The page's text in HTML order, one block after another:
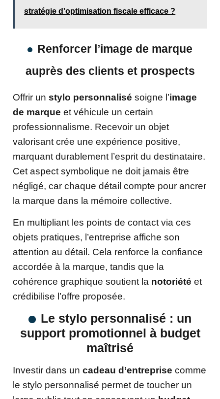
stratégie d'optimisation fiscale efficace ?
Renforcer l’image de marque
auprès des clients et prospects
Offrir un stylo personnalisé soigne l’image
de marque et véhicule un certain
professionnalisme. Recevoir un objet
valorisant crée une expérience positive,
marquant durablement l’esprit du destinataire.
Cet aspect symbolique ne doit jamais être
négligé, car chaque détail compte pour ancrer
la marque dans la mémoire collective.
En multipliant les points de contact via ces
objets pratiques, l’entreprise affiche son
attention au détail. Cela renforce la confiance
accordée à la marque, tandis que la
cohérence graphique soutient la notoriété et
crédibilise l’offre proposée.
Le stylo personnalisé : un
support promotionnel à budget
maîtrisé
Investir dans un cadeau d’entreprise comme
le stylo personnalisé permet de toucher un